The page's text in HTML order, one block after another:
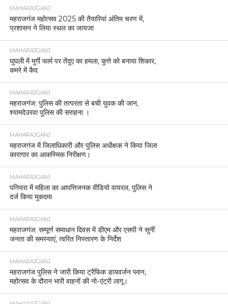
MAHARAJGANJ
महराजगंज महोत्सव 2025 की तैयारियां अंतिम चरण में,
प्रशासन ने लिया स्थल का जायजा
MAHARAJGANJ
घुघली में मुर्गी फार्म पर तेंदुए का हमला, कुत्ते को बनाया शिकार,
कमरे में कैद
MAHARAJGANJ
महराजगंज: पुलिस की तत्परता से बची युवक की जान,
श्यामदेउरवा पुलिस की सराहना ।
MAHARAJGANJ
महराजगंज में जिलाधिकारी और पुलिस अधीक्षक ने किया जिला
कारागार का आकस्मिक निरीक्षण।
MAHARAJGANJ
पनियरा में महिला का आपत्तिजनक वीडियो वायरल, पुलिस ने
दर्ज किया मुकदमा
MAHARAJGANJ
महराजगंज: सम्पूर्ण समाधान दिवस में डीएम और एसपी ने सुनीं
जनता की समस्याएं, त्वरित निस्तारण के निर्देश
MAHARAJGANJ
महराजगंज पुलिस ने जारी किया ट्रैफिक डायवर्जन प्लान,
महोत्सव के दौरान भारी वाहनों की नो-एंट्री लागू।